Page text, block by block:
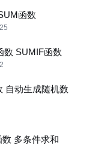
函数
数 SUMIF函数
自动生成随机数
多条件求和